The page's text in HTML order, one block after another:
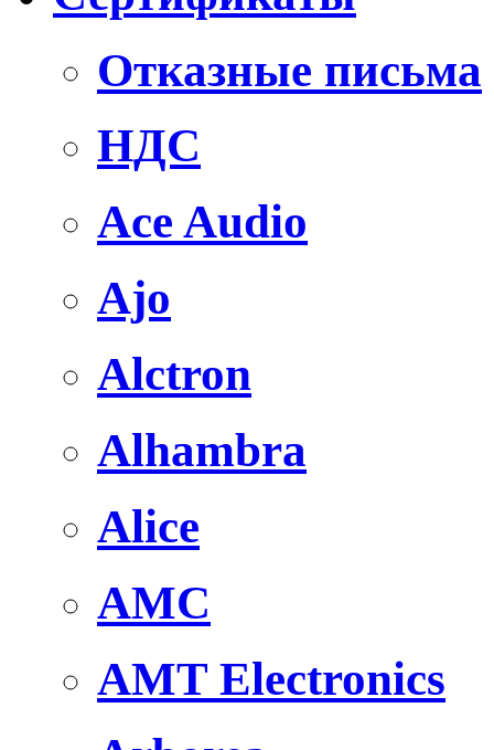
Отказные письма
НДС
Ace Audio
Ajo
Alctron
Alhambra
Alice
AMC
AMT Electronics